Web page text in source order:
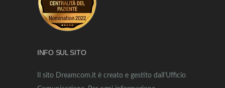
INFO SUL SITO
Il sito Dreamcom.it è creato e gestito dall’Ufficio